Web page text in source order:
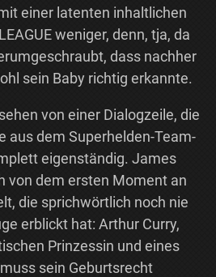
einer latenten inhaltlichen
weniger, denn, tja, da
dass nachher
sein Baby richtig erkannte.
von einer Dialogzeile, die
aus dem Superhelden-Team-
eigenständig. James
von dem ersten Moment an
die sprichwörtlich noch nie
erblickt hat: Arthur Curry,
Prinzessin und eines
sein Geburtsrecht